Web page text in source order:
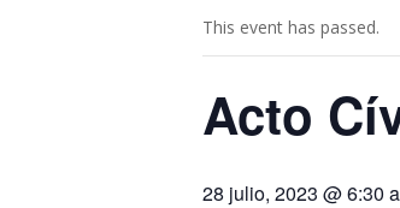
This event has passed.
Acto
28 julio, 2023 @ 6:30